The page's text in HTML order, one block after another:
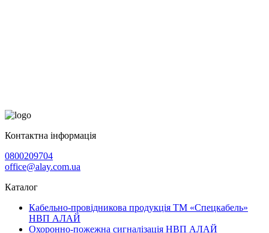
Контактна інформація
0800209704
office@alay.com.ua
Каталог
Кабельно-провідникова продукція ТМ «Спецкабель»
НВП АЛАЙ
Охоронно-пожежна сигналізація НВП АЛАЙ